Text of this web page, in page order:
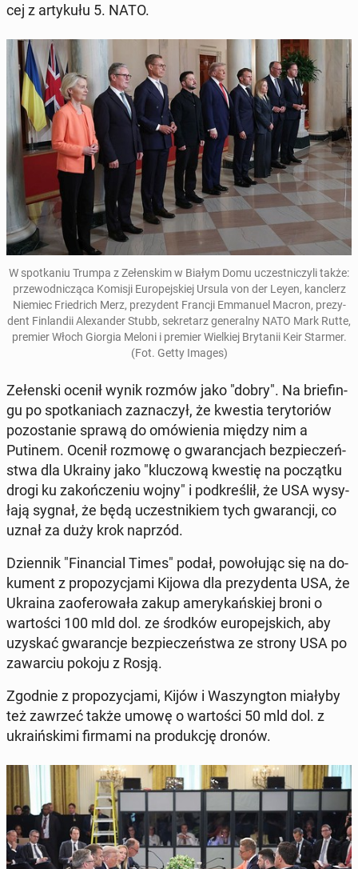
cej z ar­ty­ku­łu 5. NATO.
W spo­tka­niu Trumpa z Ze­łen­skim w Białym Domu uczest­ni­czy­li także:
prze­wod­ni­czą­ca Komisji Eu­ro­pej­skiej Ursula von der Leyen, kanc­lerz
Niemiec Frie­drich Merz, pre­zy­dent Francji Em­ma­nu­el Macron, pre­zy­
dent Fin­lan­dii Ale­xan­der Stubb, se­kre­tarz ge­ne­ral­ny NATO Mark Rutte,
premier Włoch Giorgia Meloni i premier Wiel­kiej Bry­ta­nii Keir Starmer.
(Fot. Getty Images)
Ze­łen­ski ocenił wynik rozmów jako "dobry". Na brie­fin­
gu po spo­tka­niach za­zna­czył, że kwestia te­ry­to­riów
po­zo­sta­nie sprawą do omó­wie­nia między nim a
Putinem. Ocenił rozmowę o gwa­ran­cjach bez­pie­czeń­
stwa dla Ukrainy jako "klu­czo­wą kwestię na po­cząt­ku
drogi ku za­koń­cze­niu wojny" i pod­kre­ślił, że USA wy­sy­
ła­ją sygnał, że będą uczest­ni­kiem tych gwa­ran­cji, co
uznał za duży krok naprzód.
Dzien­nik "Fi­nan­cial Times" podał, po­wo­łu­jąc się na do­
ku­ment z pro­po­zy­cja­mi Kijowa dla pre­zy­den­ta USA, że
Ukraina za­ofe­ro­wa­ła zakup ame­ry­kań­skiej broni o
war­to­ści 100 mld dol. ze środków eu­ro­pej­skich, aby
uzyskać gwa­ran­cje bez­pie­czeń­stwa ze strony USA po
za­war­ciu pokoju z Rosją.
Zgodnie z pro­po­zy­cja­mi, Kijów i Wa­szyng­ton miałyby
też zawrzeć także umowę o war­to­ści 50 mld dol. z
ukra­iń­ski­mi firmami na pro­duk­cję dronów.